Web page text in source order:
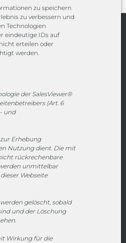
zu speichern
zu verbessern und
Technologien
eindeutige IDs auf
erteilen oder
werden.
der SalesViewer®
(Art. 6
und
Erhebung
Nutzung dient. Die mit
rückrechenbare
unmittelbar
Webseite
gelöscht, sobald
und der Löschung
Wirkung für die
08:00 - 17:00 Uhr
15:00 Uhr